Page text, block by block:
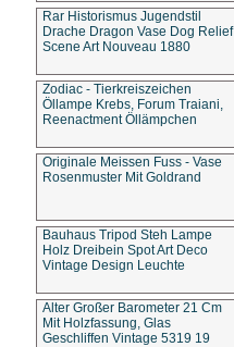
Rar Historismus Jugendstil
Drache Dragon Vase Dog Relief
Scene Art Nouveau 1880
Zodiac - Tierkreiszeichen
Öllampe Krebs, Forum Traiani,
Reenactment Öllämpchen
Originale Meissen Fuss - Vase
Rosenmuster Mit Goldrand
Bauhaus Tripod Steh Lampe
Holz Dreibein Spot Art Deco
Vintage Design Leuchte
Alter Großer Barometer 21 Cm
Mit Holzfassung, Glas
Geschliffen Vintage 5319 19